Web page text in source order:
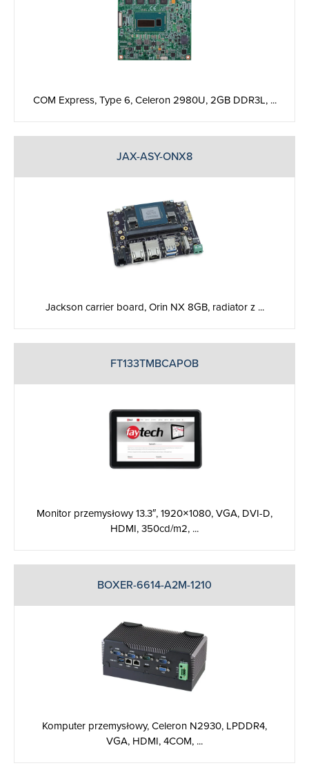
COM Express, Type 6, Celeron 2980U, 2GB DDR3L, ...
JAX-ASY-ONX8
Jackson carrier board, Orin NX 8GB, radiator z ...
FT133TMBCAPOB
Monitor przemysłowy 13.3″, 1920×1080, VGA, DVI-D,
HDMI, 350cd/m2, ...
BOXER-6614-A2M-1210
Komputer przemysłowy, Celeron N2930, LPDDR4,
VGA, HDMI, 4COM, ...